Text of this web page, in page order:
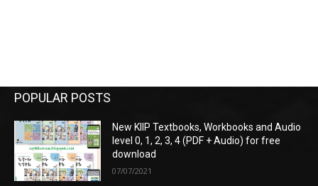
POPULAR POSTS
New KIIP Textbooks, Workbooks and Audio
level 0, 1, 2, 3, 4 (PDF + Audio) for free
download
07/07/2021